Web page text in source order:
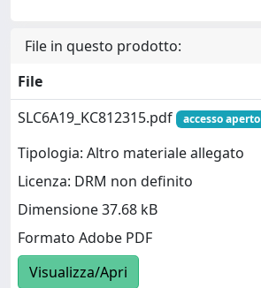
File in questo prodotto:
File
SLC6A19_KC812315.pdf
accesso aperto
Tipologia: Altro materiale allegato
Licenza: DRM non definito
Dimensione 37.68 kB
Formato Adobe PDF
Visualizza/Apri